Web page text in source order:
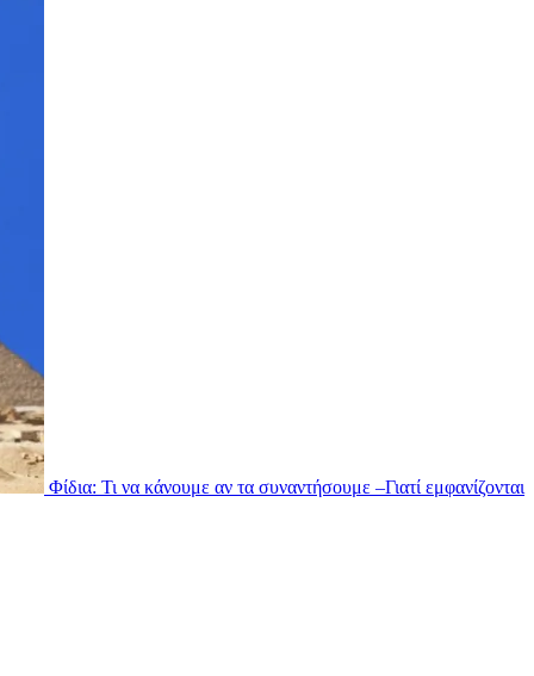
Φίδια: Τι να κάνουμε αν τα συναντήσουμε –Γιατί εμφανίζονται